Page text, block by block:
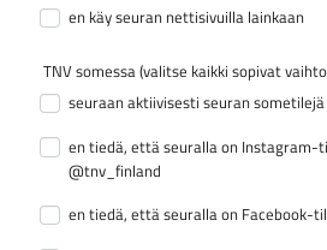
en käy seuran nettisivuilla lainkaan
TNV somessa (valitse kaikki sopivat
seuraan aktiivisesti seuran sometilejä
en tiedä, että seuralla on Instagram-
@tnv_finland
en tiedä, että seuralla on Facebook-